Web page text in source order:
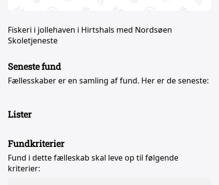
Fiskeri i jollehaven i Hirtshals med Nordsøen
Skoletjeneste
Seneste fund
Fællesskaber er en samling af fund. Her er de seneste:
Lister
Fundkriterier
Fund i dette fælleskab skal leve op til følgende
kriterier: